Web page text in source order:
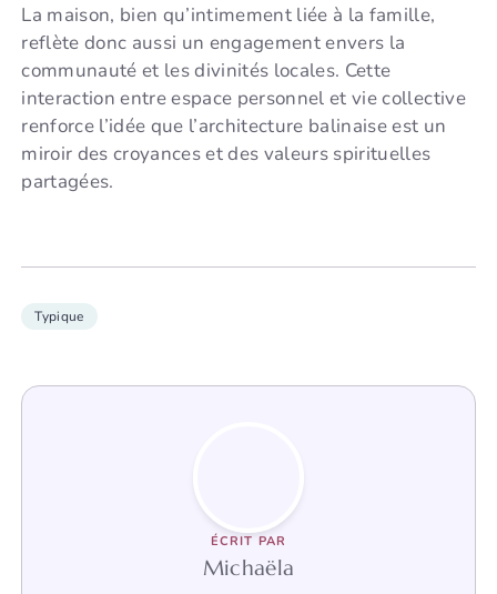
La maison, bien qu’intimement liée à la famille,
reflète donc aussi un engagement envers la
communauté et les divinités locales. Cette
interaction entre espace personnel et vie collective
renforce l’idée que l’architecture balinaise est un
miroir des croyances et des valeurs spirituelles
partagées.
Typique
ÉCRIT PAR
Michaëla